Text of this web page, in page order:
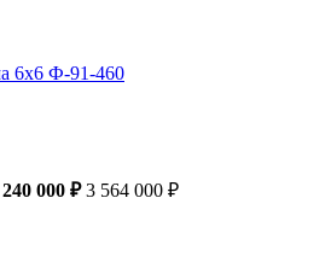
6х6 Ф-91-460
000 ₽ 3 564 000 ₽